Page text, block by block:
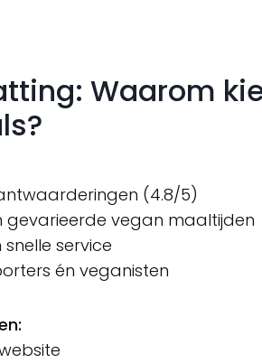
Waarom
(4.8/5)
gevarieerde vegan maaltijden
snelle service
én veganisten